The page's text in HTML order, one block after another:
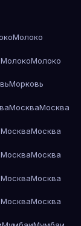
Молоко
МолокоМолоко
Морковь
МоскваМосква
МоскваМосква
МоскваМосква
МоскваМосква
МоскваМосква